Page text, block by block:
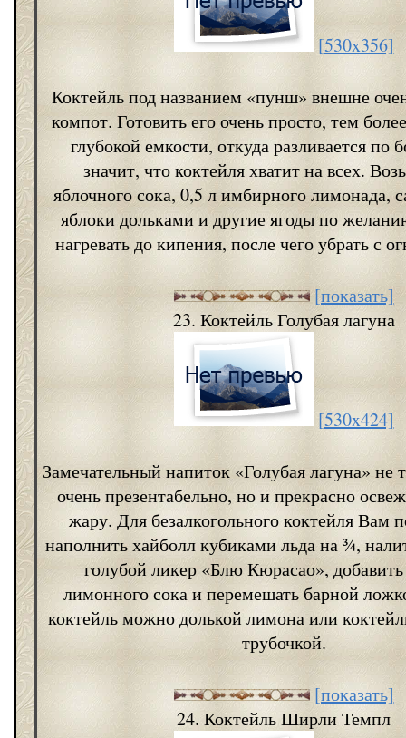
[530x356]
Коктейль под названием «пунш» внешне
компот. Готовить его очень просто, тем
глубокой емкости, откуда разливается по
значит, что коктейля хватит на всех.
яблочного сока, 0,5 л имбирного лимонада,
яблоки дольками и другие ягоды по
нагревать до кипения, после чего убрать с
[показать]
23. Коктейль Голубая лагуна
[530x424]
Замечательный напиток «Голубая лагуна» не
очень презентабельно, но и прекрасно
жару. Для безалкогольного коктейля Вам
наполнить хайболл кубиками льда на ¾,
голубой ликер «Блю Кюрасао»,
лимонного сока и перемешать барной
коктейль можно долькой лимона или
трубочкой.
[показать]
24. Коктейль Ширли Темпл